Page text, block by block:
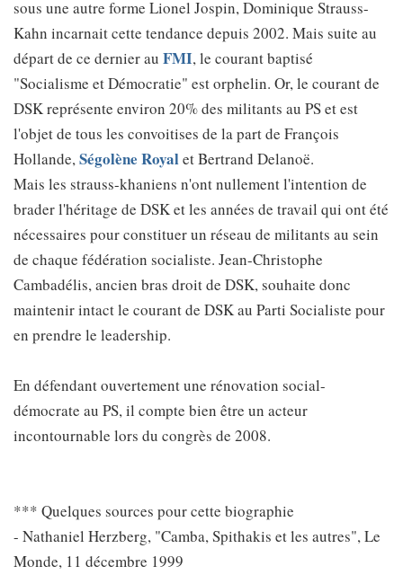
sous une autre forme Lionel Jospin, Dominique Strauss-
Kahn incarnait cette tendance depuis 2002. Mais suite au
départ de ce dernier au FMI, le courant baptisé
"Socialisme et Démocratie" est orphelin. Or, le courant de
DSK représente environ 20% des militants au PS et est
l'objet de tous les convoitises de la part de François
Hollande,Ségolène Royalet Bertrand Delanoë.
Mais les strauss-khaniens n'ont nullement l'intention de
brader l'héritage de DSK et les années de travail qui ont été
nécessaires pour constituer un réseau de militants au sein
de chaque fédération socialiste. Jean-Christophe
Cambadélis, ancien bras droit de DSK, souhaite donc
maintenir intact le courant de DSK au Parti Socialiste pour
en prendre le leadership.
En défendant ouvertement une rénovation social-
démocrate au PS, il compte bien être un acteur
incontournable lors du congrès de 2008.
*** Quelques sources pour cette biographie
- Nathaniel Herzberg, "Camba, Spithakis et les autres", Le
Monde, 11 décembre 1999